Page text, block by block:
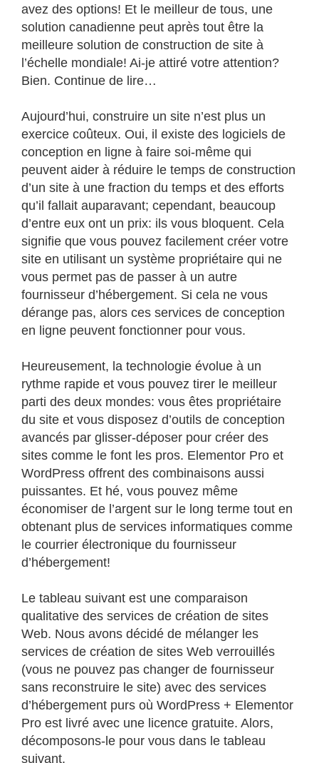
avez des options! Et le meilleur de tous, une
solution canadienne peut après tout être la
meilleure solution de construction de site à
l’échelle mondiale! Ai-je attiré votre attention?
Bien. Continue de lire…
Aujourd’hui, construire un site n’est plus un
exercice coûteux. Oui, il existe des logiciels de
conception en ligne à faire soi-même qui
peuvent aider à réduire le temps de construction
d’un site à une fraction du temps et des efforts
qu’il fallait auparavant; cependant, beaucoup
d’entre eux ont un prix: ils vous bloquent. Cela
signifie que vous pouvez facilement créer votre
site en utilisant un système propriétaire qui ne
vous permet pas de passer à un autre
fournisseur d’hébergement. Si cela ne vous
dérange pas, alors ces services de conception
en ligne peuvent fonctionner pour vous.
Heureusement, la technologie évolue à un
rythme rapide et vous pouvez tirer le meilleur
parti des deux mondes: vous êtes propriétaire
du site et vous disposez d’outils de conception
avancés par glisser-déposer pour créer des
sites comme le font les pros. Elementor Pro et
WordPress offrent des combinaisons aussi
puissantes. Et hé, vous pouvez même
économiser de l’argent sur le long terme tout en
obtenant plus de services informatiques comme
le courrier électronique du fournisseur
d’hébergement!
Le tableau suivant est une comparaison
qualitative des services de création de sites
Web. Nous avons décidé de mélanger les
services de création de sites Web verrouillés
(vous ne pouvez pas changer de fournisseur
sans reconstruire le site) avec des services
d’hébergement purs où WordPress + Elementor
Pro est livré avec une licence gratuite. Alors,
décomposons-le pour vous dans le tableau
suivant.